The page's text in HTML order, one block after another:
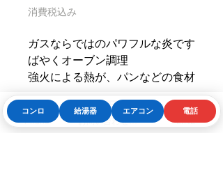
消費税込み
ガスならではのパワフルな炎です
ばやくオーブン調理
強火による熱が、パンなどの食材
を外側から包み込むように加熱。
熱風循環式で、まんべんなく熱を
行き渡らせます。シチューなどの
お問合せはこちら
Phone お問い合わせフォーム LINE
コンロ 給湯器 エアコン 電話